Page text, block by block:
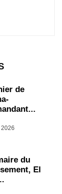
de
du
El